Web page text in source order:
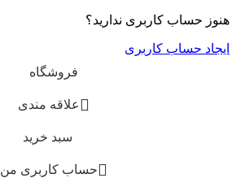
هنوز حساب کاربری ندارید؟
ایجاد حساب کاربری
فروشگاه
علاقه مندی
سبد خرید
حساب کاربری من